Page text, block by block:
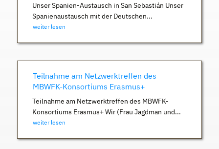
Unser Spanien-Austausch in San Sebastián Unser
Spanienaustausch mit der Deutschen...
weiter lesen
Teilnahme am Netzwerktreffen des
MBWFK-Konsortiums Erasmus+
Teilnahme am Netzwerktreffen des MBWFK-
Konsortiums Erasmus+ Wir (Frau Jagdman und...
weiter lesen